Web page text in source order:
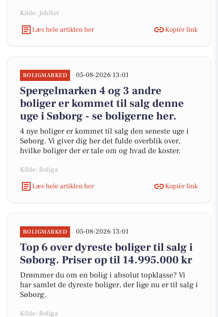
Kilde: JobNet
Læs hele artiklen her
Kopiér link
BOLIGMARKED 05-08-2026 13:01
Spergelmarken 4 og 3 andre
boliger er kommet til salg denne
uge i Søborg - se boligerne her.
4 nye boliger er kommet til salg den seneste uge i
Søborg. Vi giver dig her det fulde overblik over,
hvilke boliger der er tale om og hvad de koster.
Kilde: Boliga
Læs hele artiklen her
Kopiér link
BOLIGMARKED 05-08-2026 13:01
Top 6 over dyreste boliger til salg i
Søborg. Priser op til 14.995.000 kr
Drømmer du om en bolig i absolut topklasse? Vi
har samlet de dyreste boliger, der lige nu er til salg i
Søborg.
Kilde: Boliga